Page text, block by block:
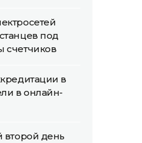
под
счетчиков
в
в онлайн-
второй день